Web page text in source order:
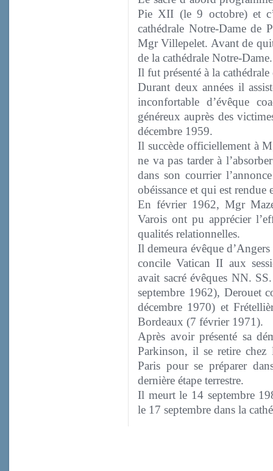
Pie XII (le 9 octobre) et
cathédrale Notre-Dame de
Mgr Villepelet. Avant de
de la cathédrale Notre-Dame.
Il fut présenté à la
Durant deux années il
inconfortable d’évêque
généreux auprès des
décembre 1959.
Il succède officiellement à
ne va pas tarder à
dans son courrier
obéissance et qui est rendue
En février 1962, Mgr
Varois ont pu apprécier
qualités relationnelles.
Il demeura évêque
concile Vatican II aux
avait sacré évêques NN.
septembre 1962), Derouet
décembre 1970) et
Bordeaux (7 février 1971).
Après avoir présenté sa
Parkinson, il se retire chez
Paris pour se préparer
dernière étape terrestre.
Il meurt le 14 septembre
le 17 septembre dans la